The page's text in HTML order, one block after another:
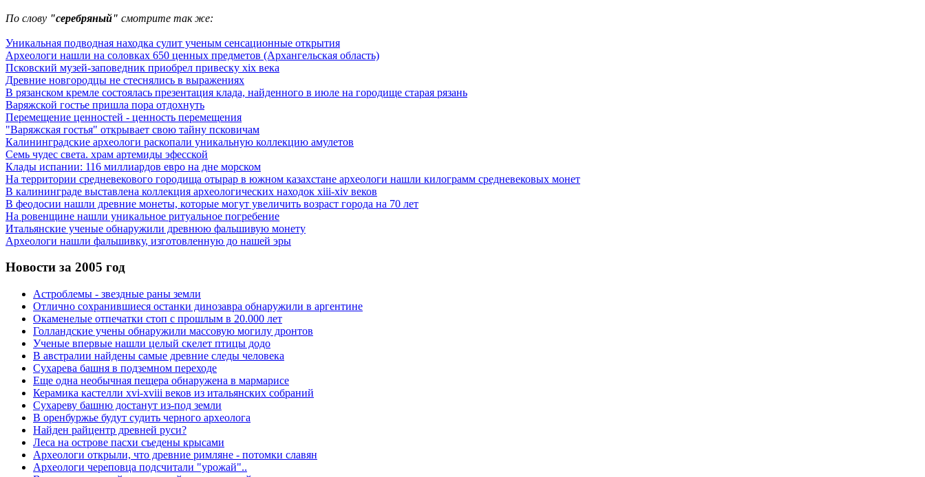
По слову "серебряный" смотрите так же:
Уникальная подводная находка сулит ученым сенсационные открытия
Археологи нашли на соловках 650 ценных предметов (Архангельская область)
Псковский музей-заповедник приобрел привеску xix века
Древние новгородцы не стеснялись в выражениях
В рязанском кремле состоялась презентация клада, найденного в июле на городище старая рязань
Варяжской гостье пришла пора отдохнуть
Перемещение ценностей - ценность перемещения
"Варяжская гостья" открывает свою тайну псковичам
Калининградские археологи раскопали уникальную коллекцию амулетов
Семь чудес света. храм артемиды эфесской
Клады испании: 116 миллиардов евро на дне морском
На территории средневекового городища отырар в южном казахстане археологи нашли килограмм средневековых монет
В калининграде выставлена коллекция археологических находок xiii-xiv веков
В феодосии нашли древние монеты, которые могут увеличить возраст города на 70 лет
На ровенщине нашли уникальное ритуальное погребение
Итальянские ученые обнаружили древнюю фальшивую монету
Археологи нашли фальшивку, изготовленную до нашей эры
Новости за 2005 год
Астроблемы - звездные раны земли
Отлично сохранившиеся останки динозавра обнаружили в аргентине
Окаменелые отпечатки стоп с прошлым в 20.000 лет
Голландские учены обнаружили массовую могилу дронтов
Ученые впервые нашли целый скелет птицы додо
В австралии найдены самые древние следы человека
Сухарева башня в подземном переходе
Еще одна необычная пещера обнаружена в мармарисе
Керамика кастелли xvi-xviii веков из итальянских собраний
Сухареву башню достанут из-под земли
В оренбуржье будут судить черного археолога
Найден райцентр древней руси?
Леса на острове пасхи съедены крысами
Археологи открыли, что древние римляне - потомки славян
Археологи череповца подсчитали "урожай"..